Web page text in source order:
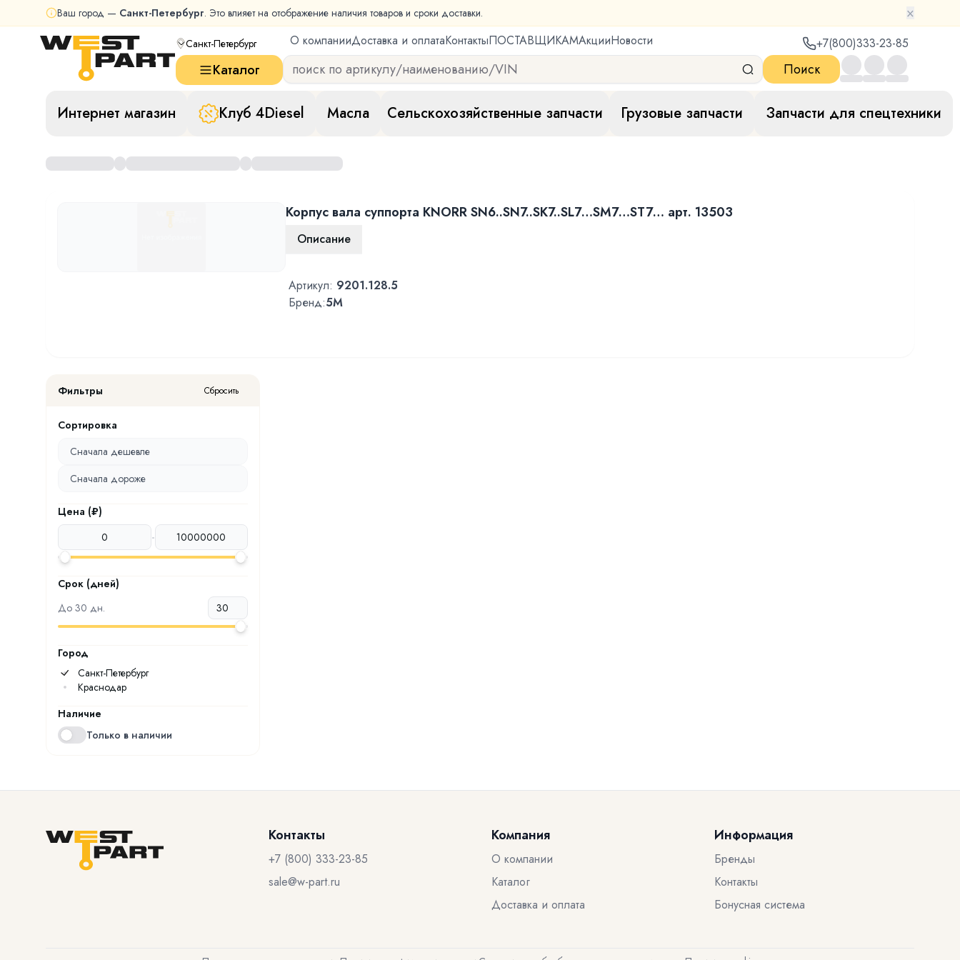
Ваш город — Санкт-Петербург. Это влияет на отображение наличия товаров и сроки доставки. ×
Санкт-Петербург О компанииДоставка и оплатаКонтактыПОСТАВЩИКАМАкцииНовости +7(800)333-23-85
Каталог Поиск
Интернет магазин Клуб 4Diesel Масла Сельскохозяйственные запчасти Грузовые запчасти Запчасти для спецтехники
Корпус вала суппорта KNORR SN6..SN7..SK7..SL7…SM7…ST7… арт. 13503
Описание
Артикул: 9201.128.5
Бренд:5M
Фильтры Сбросить
Сортировка
Сначала дешевле
Сначала дороже
Цена (₽)
-
Срок (дней)
До 30 дн.
Город
Санкт-Петербург
Краснодар
Наличие
Только в наличии
Контакты
+7 (800) 333-23-85
sale@w-part.ru
Компания
О компании
Каталог
Доставка и оплата
Информация
Бренды
Контакты
Бонусная система